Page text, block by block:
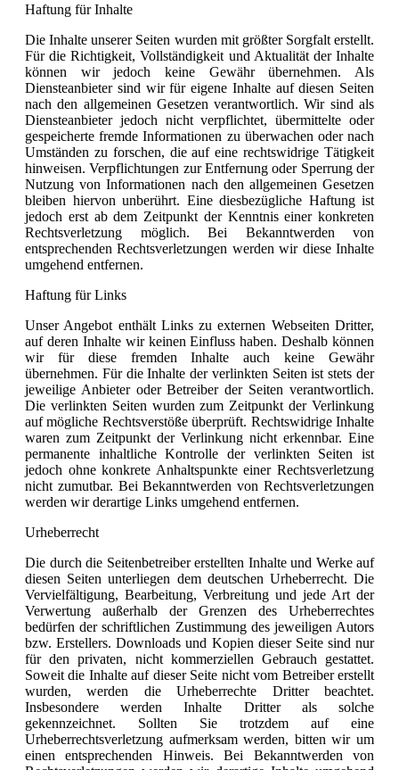
Haftung für Inhalte
Die Inhalte unserer Seiten wurden mit größter Sorgfalt erstellt.
Für die Richtigkeit, Vollständigkeit und Aktualität der Inhalte
können wir jedoch keine Gewähr übernehmen. Als
Diensteanbieter sind wir für eigene Inhalte auf diesen Seiten
nach den allgemeinen Gesetzen verantwortlich. Wir sind als
Diensteanbieter jedoch nicht verpflichtet, übermittelte oder
gespeicherte fremde Informationen zu überwachen oder nach
Umständen zu forschen, die auf eine rechtswidrige Tätigkeit
hinweisen. Verpflichtungen zur Entfernung oder Sperrung der
Nutzung von Informationen nach den allgemeinen Gesetzen
bleiben hiervon unberührt. Eine diesbezügliche Haftung ist
jedoch erst ab dem Zeitpunkt der Kenntnis einer konkreten
Rechtsverletzung möglich. Bei Bekanntwerden von
entsprechenden Rechtsverletzungen werden wir diese Inhalte
umgehend entfernen.
Haftung für Links
Unser Angebot enthält Links zu externen Webseiten Dritter,
auf deren Inhalte wir keinen Einfluss haben. Deshalb können
wir für diese fremden Inhalte auch keine Gewähr
übernehmen. Für die Inhalte der verlinkten Seiten ist stets der
jeweilige Anbieter oder Betreiber der Seiten verantwortlich.
Die verlinkten Seiten wurden zum Zeitpunkt der Verlinkung
auf mögliche Rechtsverstöße überprüft. Rechtswidrige Inhalte
waren zum Zeitpunkt der Verlinkung nicht erkennbar. Eine
permanente inhaltliche Kontrolle der verlinkten Seiten ist
jedoch ohne konkrete Anhaltspunkte einer Rechtsverletzung
nicht zumutbar. Bei Bekanntwerden von Rechtsverletzungen
werden wir derartige Links umgehend entfernen.
Urheberrecht
Die durch die Seitenbetreiber erstellten Inhalte und Werke auf
diesen Seiten unterliegen dem deutschen Urheberrecht. Die
Vervielfältigung, Bearbeitung, Verbreitung und jede Art der
Verwertung außerhalb der Grenzen des Urheberrechtes
bedürfen der schriftlichen Zustimmung des jeweiligen Autors
bzw. Erstellers. Downloads und Kopien dieser Seite sind nur
für den privaten, nicht kommerziellen Gebrauch gestattet.
Soweit die Inhalte auf dieser Seite nicht vom Betreiber erstellt
wurden, werden die Urheberrechte Dritter beachtet.
Insbesondere werden Inhalte Dritter als solche
gekennzeichnet. Sollten Sie trotzdem auf eine
Urheberrechtsverletzung aufmerksam werden, bitten wir um
einen entsprechenden Hinweis. Bei Bekanntwerden von